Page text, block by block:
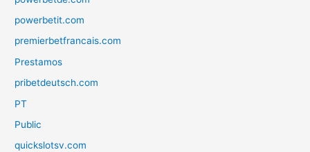
powerbetit.com
premierbetfrancais.com
Prestamos
pribetdeutsch.com
PT
Public
quickslotsv.com